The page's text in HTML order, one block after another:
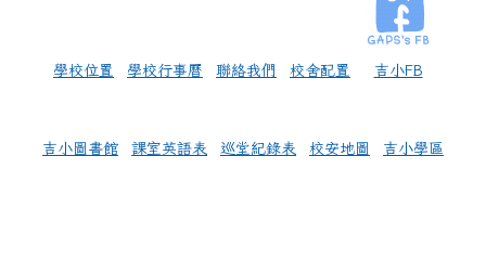
學校位置 學校行事曆 聯絡我們 校舍配置 吉小FB
吉小圖書館 課室英語表 巡堂紀錄表 校安地圖 吉小學區